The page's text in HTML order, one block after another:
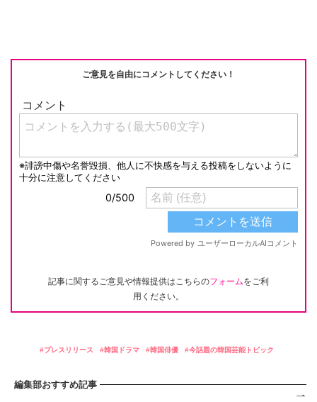
ご意見を自由にコメントしてください！
記事に関するご意見や情報提供はこちらのフォームをご利
用ください。
プレスリリース 韓国ドラマ 韓国俳優 今話題の韓国芸能トピック
編集部おすすめ記事